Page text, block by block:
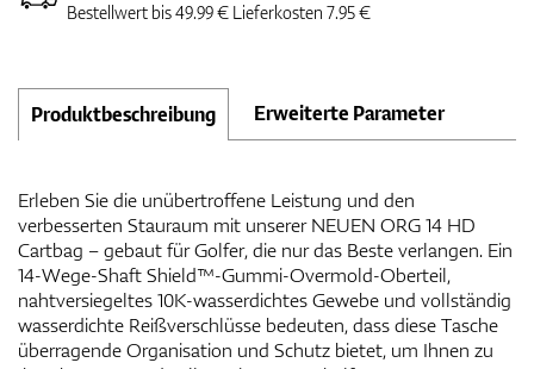
Bestellwert bis 49.99 € Lieferkosten 7.95 €
Produktbeschreibung Erweiterte Parameter
Erleben Sie die unübertroffene Leistung und den
verbesserten Stauraum mit unserer NEUEN ORG 14 HD
Cartbag – gebaut für Golfer, die nur das Beste verlangen. Ein
14-Wege-Shaft Shield™-Gummi-Overmold-Oberteil,
nahtversiegeltes 10K-wasserdichtes Gewebe und vollständig
wasserdichte Reißverschlüsse bedeuten, dass diese Tasche
überragende Organisation und Schutz bietet, um Ihnen zu